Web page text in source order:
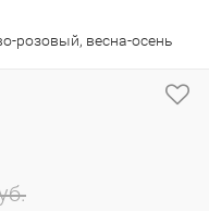
розовый, весна-осень